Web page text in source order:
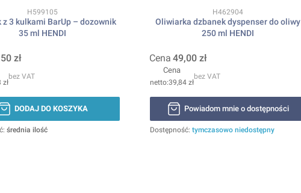
Kod produktu
H599105
z 3 kulkami BarUp – dozownik
35 ml HENDI
zł
zł
bez VAT
DODAJ DO KOSZYKA
średnia ilość
Kod produktu
H462904
Oliwiarka dzbanek dyspenser do oliwy
250 ml HENDI
Cena 49,00 zł
Cena
39,84 zł
bez VAT
Powiadom mnie o dostępności
Dostępność: tymczasowo niedostępny